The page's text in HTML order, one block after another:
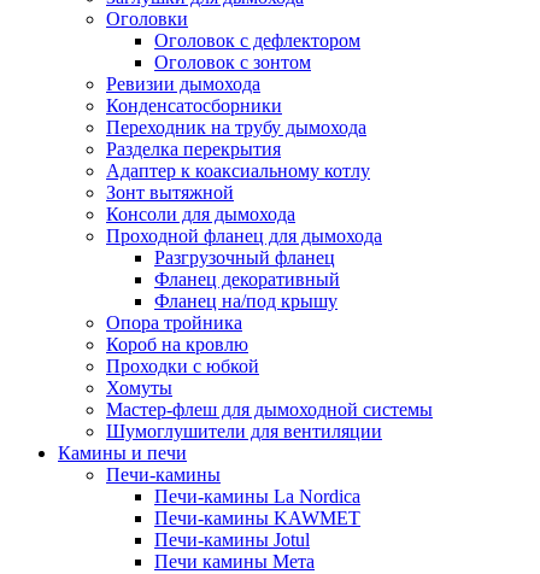
Оголовки
Оголовок с дефлектором
Оголовок с зонтом
Ревизии дымохода
Конденсатосборники
Переходник на трубу дымохода
Разделка перекрытия
Адаптер к коаксиальному котлу
Зонт вытяжной
Консоли для дымохода
Проходной фланец для дымохода
Разгрузочный фланец
Фланец декоративный
Фланец на/под крышу
Опора тройника
Короб на кровлю
Проходки с юбкой
Хомуты
Мастер-флеш для дымоходной системы
Шумоглушители для вентиляции
Камины и печи
Печи-камины
Печи-камины La Nordica
Печи-камины KAWMET
Печи-камины Jotul
Печи камины Мета